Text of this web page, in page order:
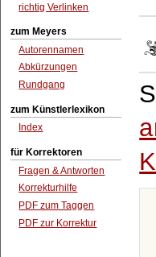
richtig Verlinken
zum Meyers
Autorennamen
Abkürzungen
Rundgang
zum Künstlerlexikon
Index
für Korrektoren
Fragen & Antworten
Korrekturhilfe
PDF zum Taggen
PDF zur Korrektur